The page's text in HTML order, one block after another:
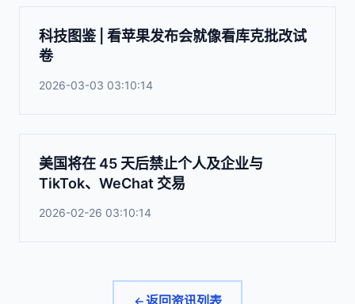
科技图鉴 | 看苹果发布会就像看库克批改试
卷
2026-03-03 03:10:14
美国将在 45 天后禁止个人及企业与
TikTok、WeChat 交易
2026-02-26 03:10:14
返回资讯列表